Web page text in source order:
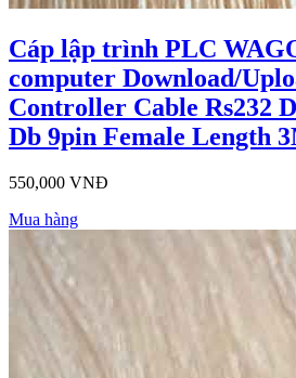
Cáp lập trình PLC
computer Download/
Controller Cable Rs232
Db 9pin Female Length
550,000 VNĐ
Mua hàng